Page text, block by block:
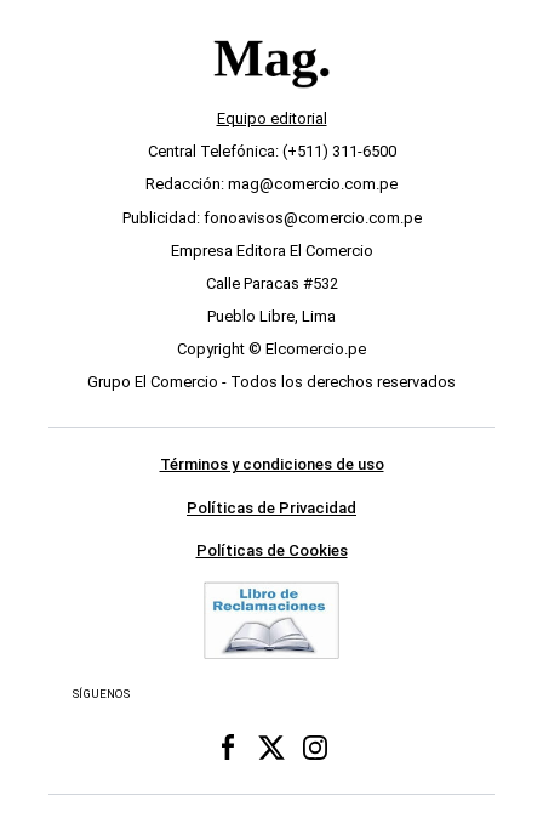
Equipo editorial
Central Telefónica: (+511) 311-6500
Redacción: mag@comercio.com.pe
Publicidad: fonoavisos@comercio.com.pe
Empresa Editora El Comercio
Calle Paracas #532
Pueblo Libre, Lima
Copyright © Elcomercio.pe
Grupo El Comercio - Todos los derechos reservados
Términos y condiciones de uso
Políticas de Privacidad
Políticas de Cookies
SÍGUENOS